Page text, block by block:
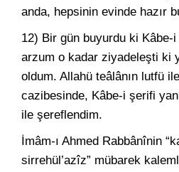
anda, hepsinin evinde hazır
12) Bir gün buyurdu ki Kâbe-
arzum o kadar ziyadeleşti ki
oldum. Allahü teâlânın lutfü
cazibesinde, Kâbe-i şerifi
ile şereflendim.
İmâm-ı Ahmed Rabbânînin
sirrehül’azîz” mübarek